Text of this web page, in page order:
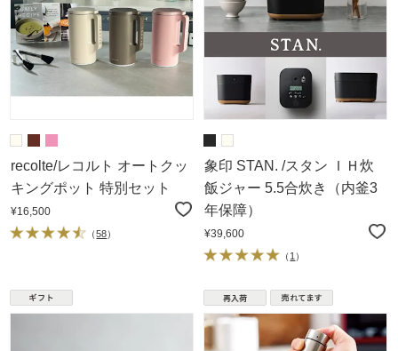
recolte/レコルト オートクッ
キングポット 特別セット
¥16,500
（58）
象印 STAN. /スタン ＩＨ炊
飯ジャー 5.5合炊き（内釜3
年保障）
¥39,600
（ 1 ）